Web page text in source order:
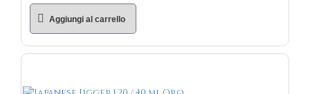
Aggiungi al carrello